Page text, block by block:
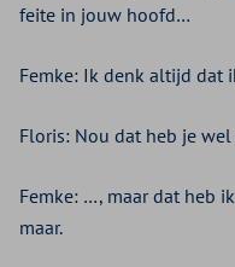
feite in jouw hoofd…
Femke: Ik denk altijd dat
Floris: Nou dat heb je
Femke: …, maar dat heb
maar.